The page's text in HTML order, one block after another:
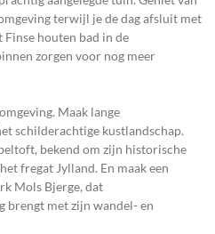
terwijl je de dag afsluit met
Finse houten bad in de
zorgen voor nog meer
Maak lange
schilderachtige kustlandschap.
bekend om zijn historische
fregat Jylland. En maak een
Mols Bjerge, dat
brengt met zijn wandel- en